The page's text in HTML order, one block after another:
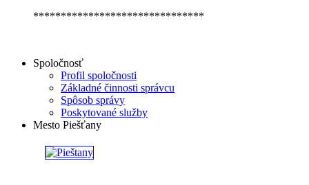
*******************************
Spoločnosť
Profil spoločnosti
Základné činnosti správcu
Spôsob správy
Poskytované služby
Mesto Piešťany